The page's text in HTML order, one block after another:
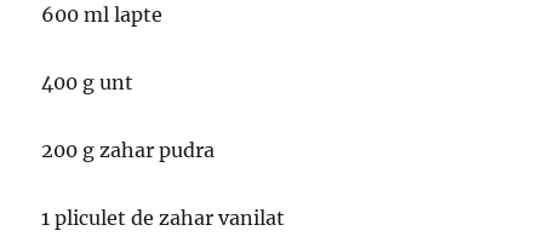
600 ml lapte
400 g unt
200 g zahar pudra
1 pliculet de zahar vanilat